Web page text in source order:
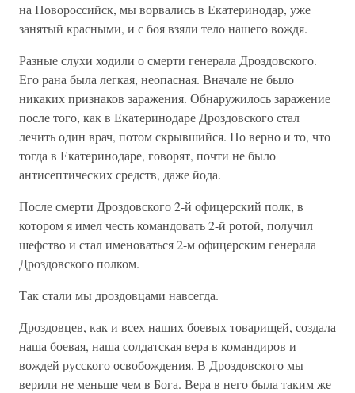
на Новороссийск, мы ворвались в Екатеринодар, уже
занятый красными, и с боя взяли тело нашего вождя.
Разные слухи ходили о смерти генерала Дроздовского.
Его рана была легкая, неопасная. Вначале не было
никаких признаков заражения. Обнаружилось заражение
после того, как в Екатеринодаре Дроздовского стал
лечить один врач, потом скрывшийся. Но верно и то, что
тогда в Екатеринодаре, говорят, почти не было
антисептических средств, даже йода.
После смерти Дроздовского 2-й офицерский полк, в
котором я имел честь командовать 2-й ротой, получил
шефство и стал именоваться 2-м офицерским генерала
Дроздовского полком.
Так стали мы дроздовцами навсегда.
Дроздовцев, как и всех наших боевых товарищей, создала
наша боевая, наша солдатская вера в командиров и
вождей русского освобождения. В Дроздовского мы
верили не меньше чем в Бога. Вера в него была таким же